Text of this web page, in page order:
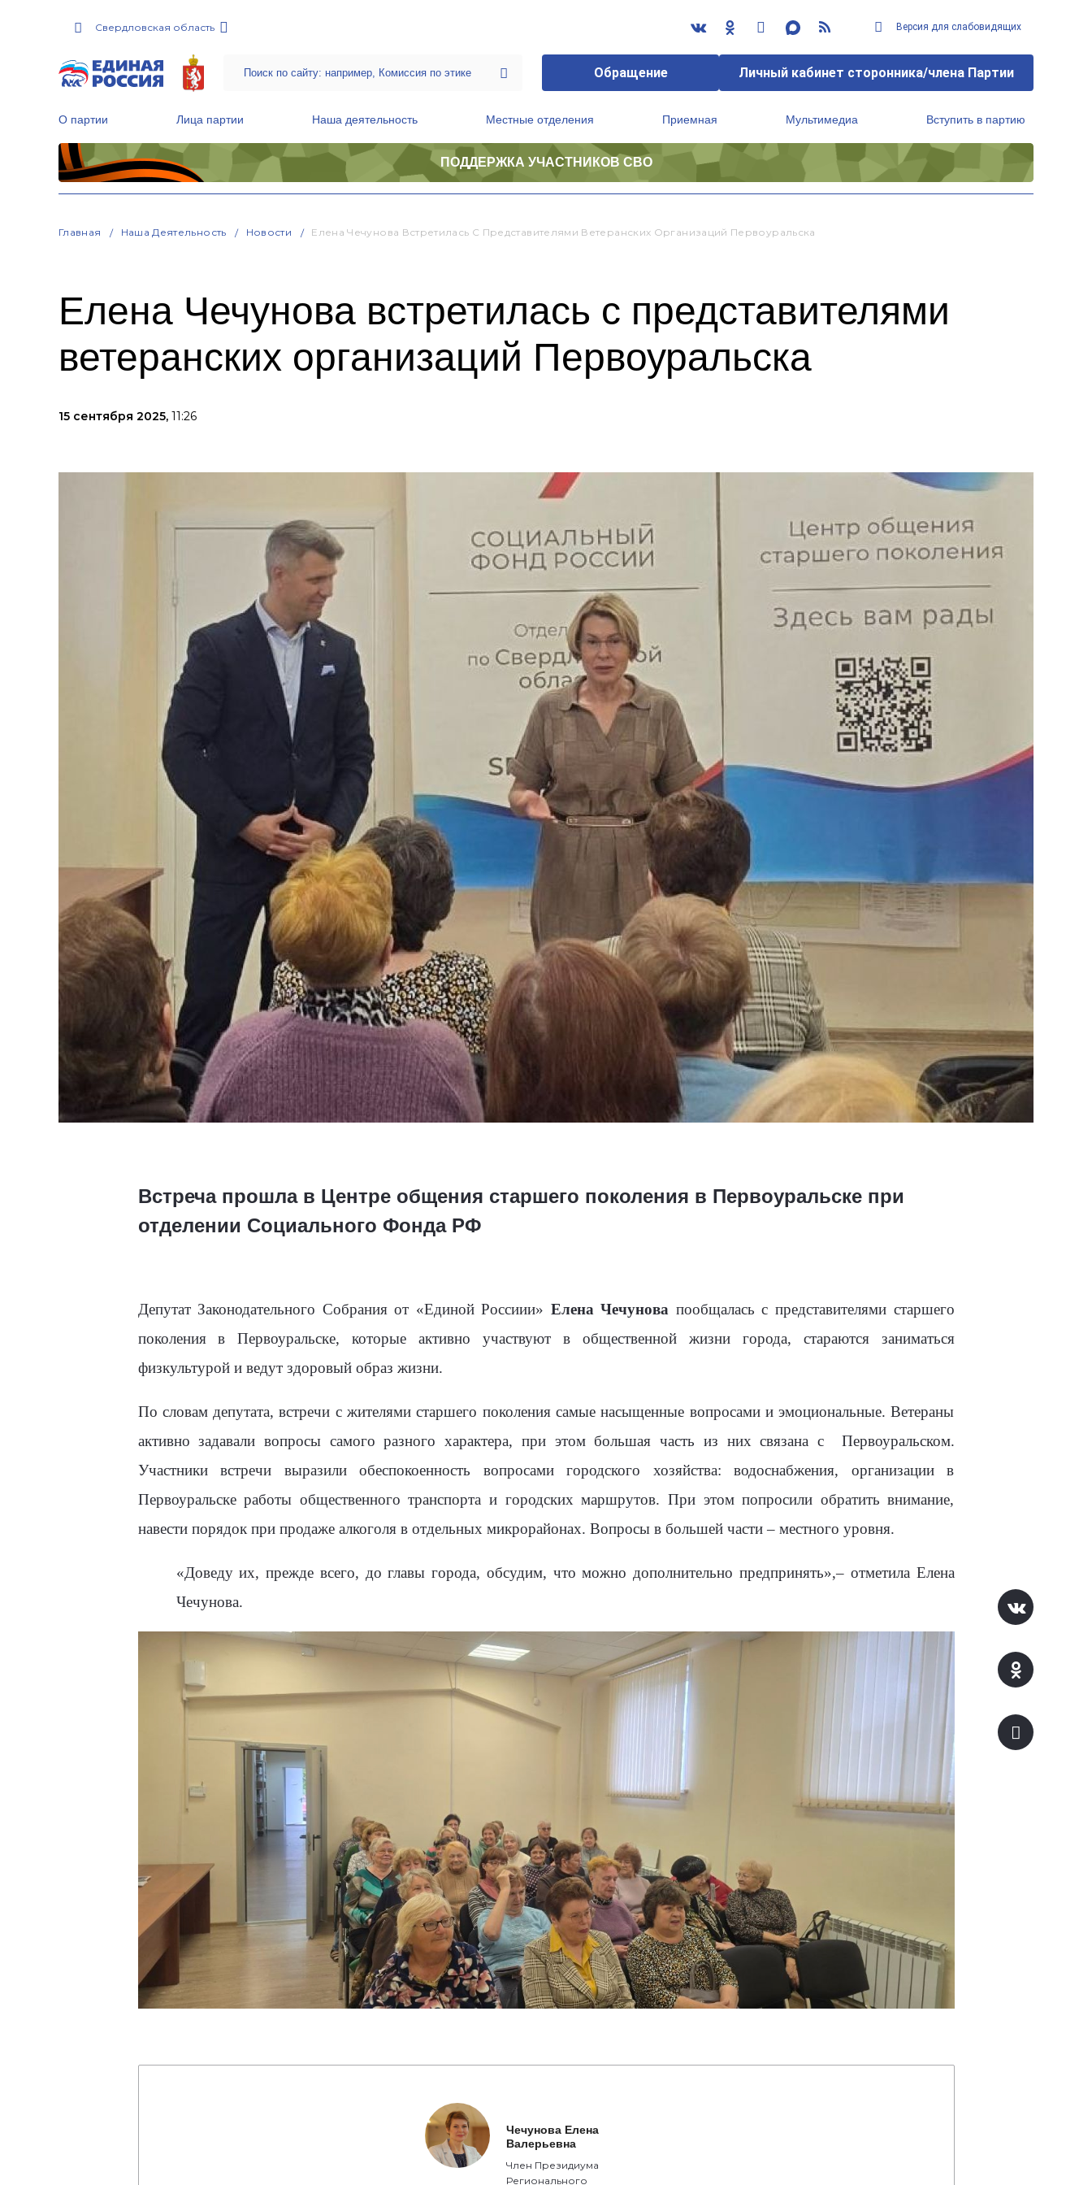
Свердловская область Версия для слабовидящих
Обращение Личный кабинет сторонника/члена Партии
О партии Лица партии Наша деятельность Местные отделения Приемная Мультимедиа Вступить в партию
ПОДДЕРЖКА УЧАСТНИКОВ СВО
Главная Наша Деятельность Новости Елена Чечунова Встретилась С Представителями Ветеранских Организаций Первоуральска
Елена Чечунова встретилась с представителями
ветеранских организаций Первоуральска
15 сентября 2025, 11:26
Встреча прошла в Центре общения старшего поколения в Первоуральске при
отделении Социального Фонда РФ
Депутат Законодательного Собрания от «Единой Россиии» Елена Чечунова пообщалась с представителями старшего
поколения в Первоуральске, которые активно участвуют в общественной жизни города, стараются заниматься
физкультурой и ведут здоровый образ жизни.
По словам депутата, встречи с жителями старшего поколения самые насыщенные вопросами и эмоциональные. Ветераны
активно задавали вопросы самого разного характера, при этом большая часть из них связана с
Первоуральском.
Участники встречи выразили обеспокоенность вопросами городского хозяйства: водоснабжения, организации в
Первоуральске работы общественного транспорта и городских маршрутов. При этом попросили обратить внимание,
навести порядок при продаже алкоголя в отдельных микрорайонах. Вопросы в большей части – местного уровня.
«Доведу их, прежде всего, до главы города, обсудим, что можно дополнительно предпринять»,– отметила Елена
Чечунова.
Чечунова Елена
Валерьевна
Член Президиума
Регионального